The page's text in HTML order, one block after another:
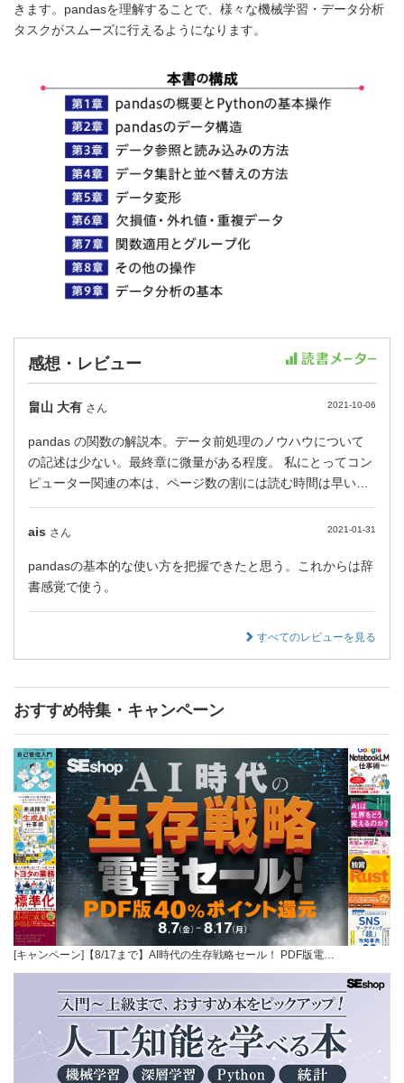
きます。pandasを理解することで、様々な機械学習・データ分析
タスクがスムーズに行えるようになります。
感想・レビュー
畠山 大有 さん 2021-10-06
pandas の関数の解説本。データ前処理のノウハウについて
の記述は少ない。最終章に微量がある程度。 私にとってコン
ピューター関連の本は、ページ数の割には読む時間は早い…
ais さん 2021-01-31
pandasの基本的な使い方を把握できたと思う。これからは辞
書感覚で使う。
すべてのレビューを見る
おすすめ特集・キャンペーン
[キャンペーン]【8/17まで】AI時代の生存戦略セール！ PDF版電…